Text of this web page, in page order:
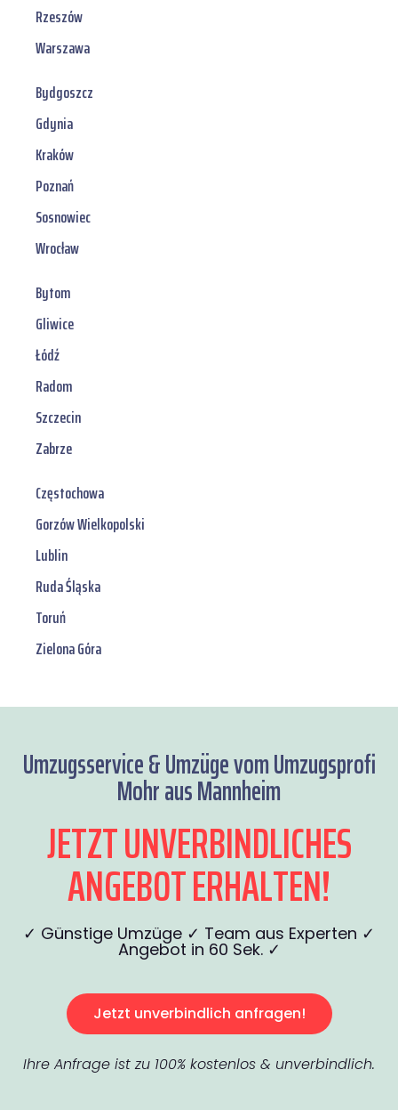
Rzeszów
Warszawa
Bydgoszcz
Gdynia
Kraków
Poznań
Sosnowiec
Wrocław
Bytom
Gliwice
Łódź
Radom
Szczecin
Zabrze
Częstochowa
Gorzów Wielkopolski
Lublin
Ruda Śląska
Toruń
Zielona Góra
Umzugsservice & Umzüge vom Umzugsprofi
Mohr aus Mannheim
JETZT UNVERBINDLICHES
ANGEBOT ERHALTEN!
✓ Günstige Umzüge ✓ Team aus Experten ✓
Angebot in 60 Sek. ✓
Jetzt unverbindlich anfragen!
Ihre Anfrage ist zu 100% kostenlos & unverbindlich.